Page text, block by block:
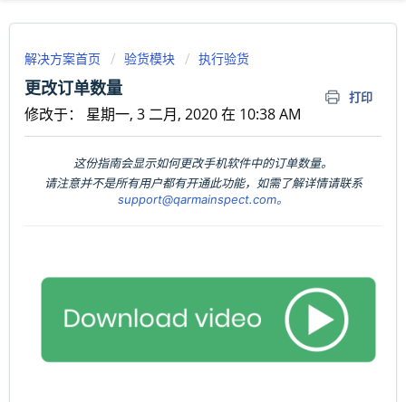
解决方案首页 验货模块 执行验货
更改订单数量 打印
修改于： 星期一, 3 二月, 2020 在 10:38 AM
这份指南会显示如何更改手机软件中的订单数量。
请注意并不是所有用户都有开通此功能，如需了解详情请联系
support@qarmainspect.com。